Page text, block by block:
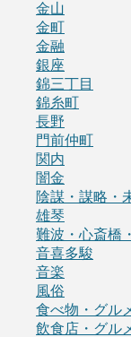
金山
金町
金融
銀座
錦三丁目
錦糸町
長野
門前仲町
関内
闇金
陰謀・謀略・
雄琴
難波・心斎橋
音喜多駿
音楽
風俗
食べ物・グル
飲食店・グル